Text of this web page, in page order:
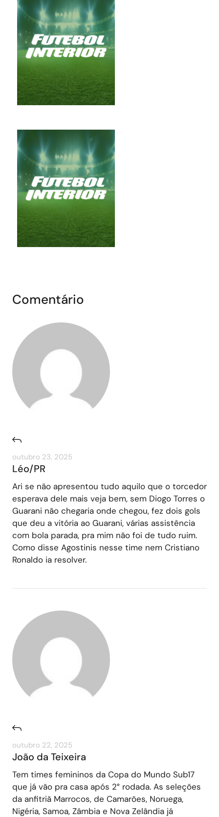
Comentário
outubro 23, 2025
Léo/PR
Ari se não apresentou tudo aquilo que o torcedor
esperava dele mais veja bem, sem Diogo Torres o
Guarani não chegaria onde chegou, fez dois gols
que deu a vitória ao Guarani, várias assistência
com bola parada, pra mim não foi de tudo ruim.
Como disse Agostinis nesse time nem Cristiano
Ronaldo ia resolver.
outubro 22, 2025
João da Teixeira
Tem times femininos da Copa do Mundo Sub17
que já vão pra casa após 2° rodada. As seleções
da anfitriã Marrocos, de Camarões, Noruega,
Nigéria, Samoa, Zâmbia e Nova Zelândia já